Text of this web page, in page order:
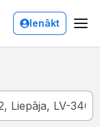
Ienākt